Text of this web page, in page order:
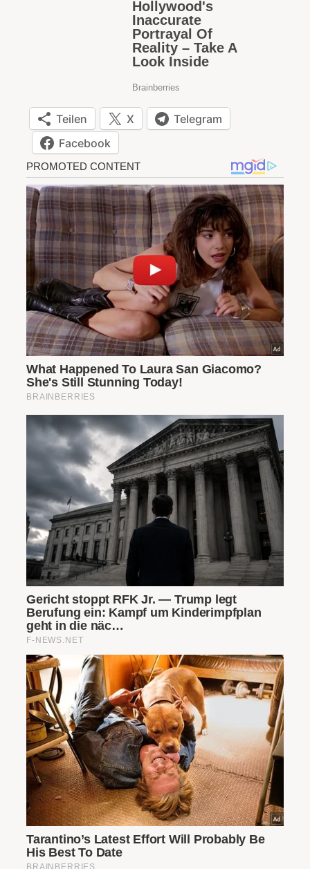
Teilen X
Telegram
Facebook